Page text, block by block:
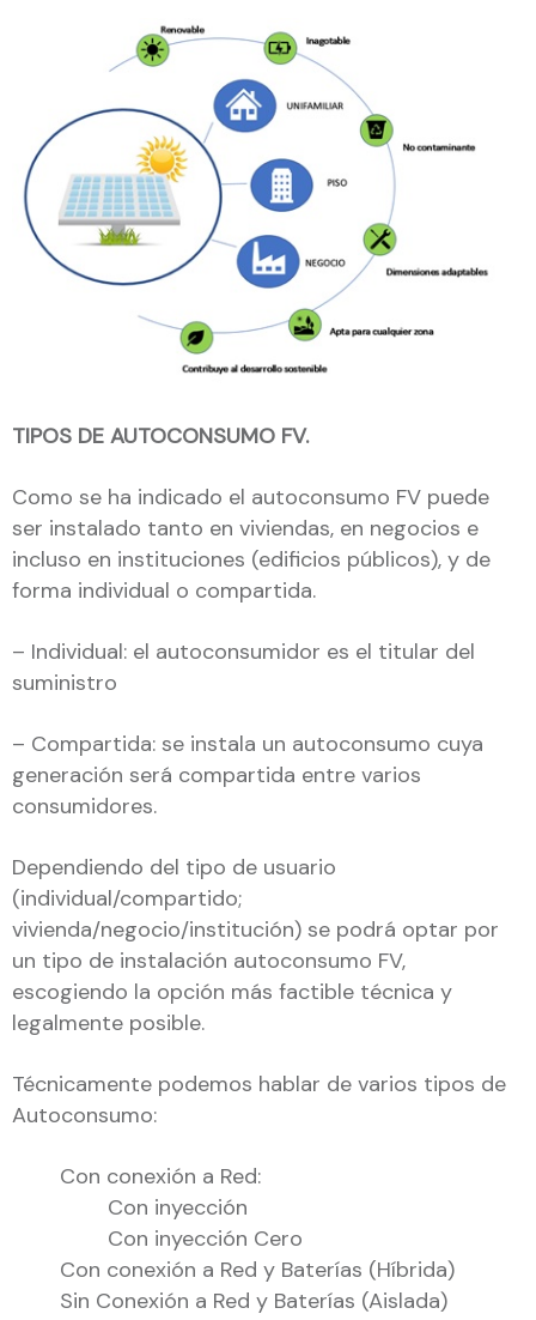
TIPOS DE AUTOCONSUMO FV.
Como se ha indicado el autoconsumo FV puede
ser instalado tanto en viviendas, en negocios e
incluso en instituciones (edificios públicos), y de
forma individual o compartida.
– Individual: el autoconsumidor es el titular del
suministro
– Compartida: se instala un autoconsumo cuya
generación será compartida entre varios
consumidores.
Dependiendo del tipo de usuario
(individual/compartido;
vivienda/negocio/institución) se podrá optar por
un tipo de instalación autoconsumo FV,
escogiendo la opción más factible técnica y
legalmente posible.
Técnicamente podemos hablar de varios tipos de
Autoconsumo:
Con conexión a Red:
Con inyección
Con inyección Cero
Con conexión a Red y Baterías (Híbrida)
Sin Conexión a Red y Baterías (Aislada)